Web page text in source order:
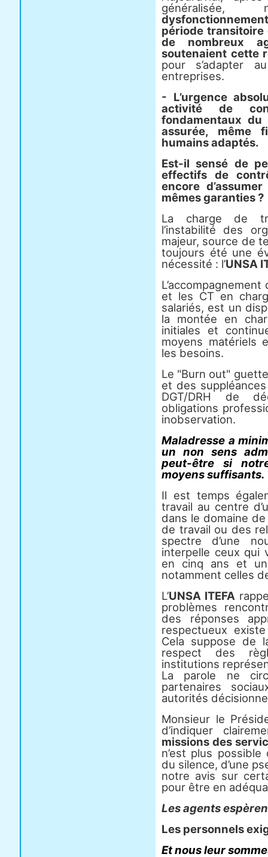
période transitoire
de nombreux
soutenaient cette
pour s’adapter
entreprises.
- L’urgence
activité de
fondamentaux
assurée, même
humains adaptés.
Est-il sensé de
effectifs de
encore
mêmes garanties ?
La charge de
l’instabilité des
majeur, source de
toujours été une
nécessité : l’UNSA
et les CT en
salariés, est un
la montée en
initiales et
moyens matériels
les besoins.
Le "Burn out"
et des
DGT/DRH de
obligations
inobservation.
Maladresse a
un non sens
peut-être si
moyens suffisants.
Il est temps
travail au centre
dans le domaine
de travail ou des
spectre d’une
interpelle ceux qui
en cinq ans et
notamment celles
L’UNSA ITEFA
problèmes
des réponses
respectueux
Cela suppose de
respect des
institutions
La parole ne
partenaires
autorités
Monsieur le
d’indiquer
missions des
n’est plus
du silence, d’une
notre avis sur
pour être en
Les agents
Les personnels
Et nous leur